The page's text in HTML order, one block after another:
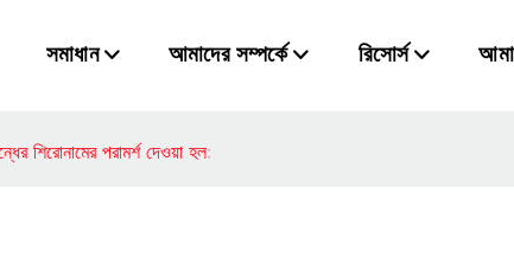
সমাধান আমাদের সম্পর্কে রিসোর্স
শিরোনামের পরামর্শ দেওয়া হল: